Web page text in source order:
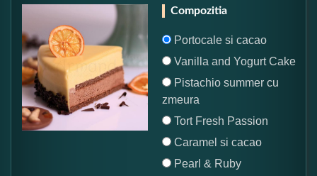
Compozitia
Portocale si cacao
Vanilla and Yogurt Cake
Pistachio summer cu
zmeura
Tort Fresh Passion
Caramel si cacao
Pearl & Ruby